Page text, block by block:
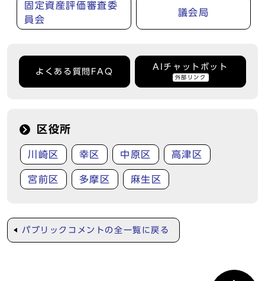
固定資産評価審査委
員会
議会局
よくある質問FAQ
AIチャットボット
外部リンク
区役所
川崎区 幸区 中原区 高津区
宮前区 多摩区 麻生区
パブリックコメントの全一覧に戻る